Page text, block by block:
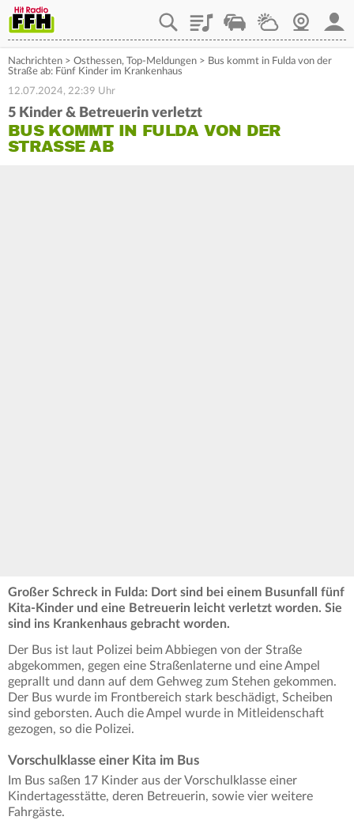
PlaylistStaupilotWetterWebcam
Nachrichten > Osthessen, Top-Meldungen > Bus kommt in Fulda von der
Straße ab: Fünf Kinder im Krankenhaus
12.07.2024, 22:39 Uhr
5 Kinder & Betreuerin verletzt
BUS KOMMT IN FULDA VON DER
STRASSE AB
Großer Schreck in Fulda: Dort sind bei einem Busunfall fünf
Kita-Kinder und eine Betreuerin leicht verletzt worden. Sie
sind ins Krankenhaus gebracht worden.
Der Bus ist laut Polizei beim Abbiegen von der Straße
abgekommen, gegen eine Straßenlaterne und eine Ampel
geprallt und dann auf dem Gehweg zum Stehen gekommen.
Der Bus wurde im Frontbereich stark beschädigt, Scheiben
sind geborsten. Auch die Ampel wurde in Mitleidenschaft
gezogen, so die Polizei.
Vorschulklasse einer Kita im Bus
Im Bus saßen 17 Kinder aus der Vorschulklasse einer
Kindertagesstätte, deren Betreuerin, sowie vier weitere
Fahrgäste.